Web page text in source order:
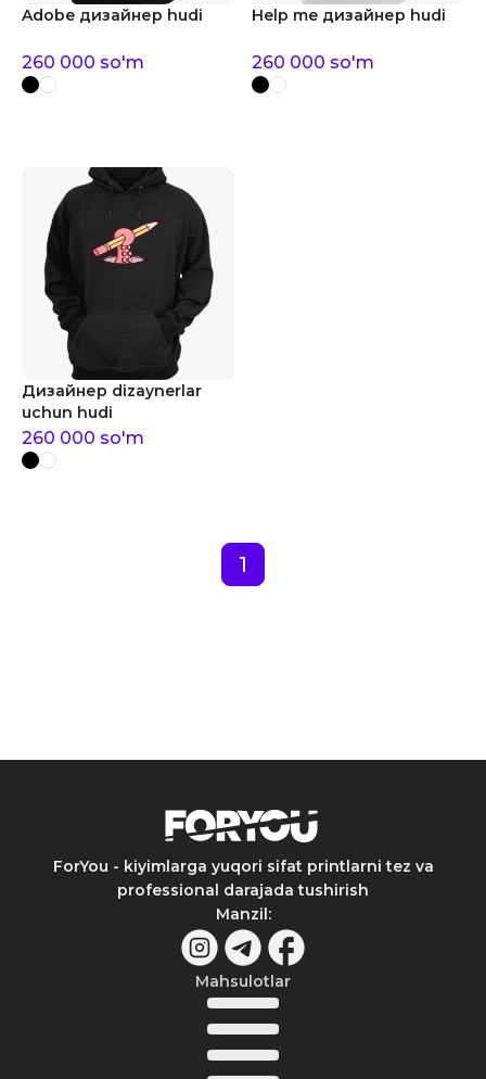
Adobe дизайнер hudi
260 000 so'm
Help me дизайнер hudi
260 000 so'm
Дизайнер dizaynerlar
uchun hudi
260 000 so'm
1
ForYou - kiyimlarga yuqori sifat printlarni tez va
professional darajada tushirish
Manzil:
Mahsulotlar